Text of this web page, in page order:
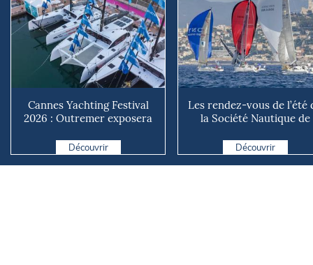
Cannes Yachting Festival
2026 : Outremer exposera
Découvrir
Les rendez-vous de l’été
la Société Nautique de
Découvrir